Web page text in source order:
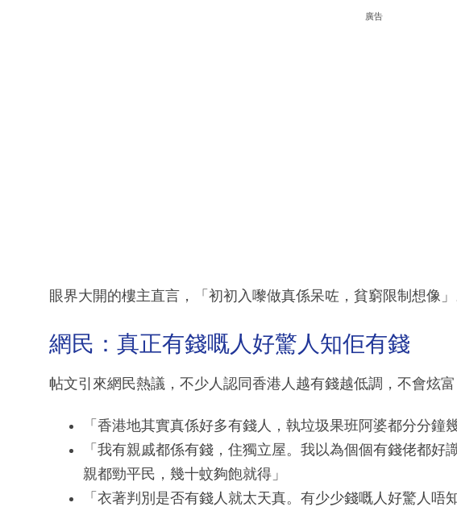
廣告
眼界大開的樓主直言，「初初入嚟做真係呆咗，貧窮限制想像」
網民：真正有錢嘅人好驚人知佢有錢
帖文引來網民熱議，不少人認同香港人越有錢越低調，不會炫富
「香港地其實真係好多有錢人，執垃圾果班阿婆都分分鐘
「我有親戚都係有錢，住獨立屋。我以為個個有錢佬都好
親都勁平民，幾十蚊夠飽就得」
「衣著判別是否有錢人就太天真。有少少錢嘅人好驚人